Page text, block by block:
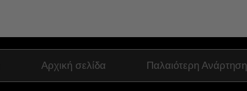
Παλαιότερη Ανάρτηση
Αρχική σελίδα